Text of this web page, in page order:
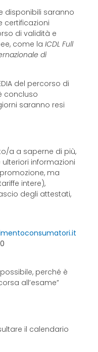
disponibili saranno
certificazioni
di validità e
come la ICDL Full
di
del percorso di
concluso
saranno resi
a a saperne di più,
informazioni
ma
intere),
degli attestati,
perché è
all’esame”
il calendario